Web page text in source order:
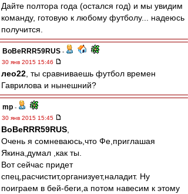
Дайте полтора года (остался год) и мы увидим
команду, готовую к любому футболу... надеюсь
получится.
BoBeRRR59RUS -
30 янв 2015 15:46
лео22 , ты сравниваешь футбол времен
Гаврилова и нынешний?
mp -
30 янв 2015 15:45
BoBeRRR59RUS
Очень я сомневаюсь,что Фе,приглашая
Якина,думал ,как ты.
Вот сейчас придет
спец,расчистит,организует,наладит. Ну
поиграем в бей-беги,а потом навесим к этому